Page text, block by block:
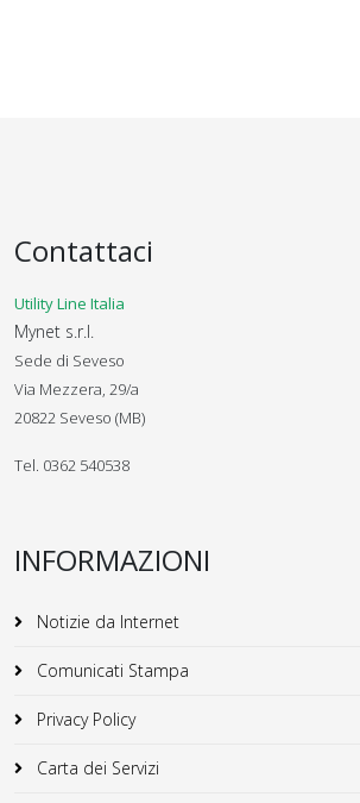
Contattaci
Utility Line Italia
Mynet s.r.l.
Sede di Seveso
Via Mezzera, 29/a
20822 Seveso (MB)
Tel. 0362 540538
INFORMAZIONI
Notizie da Internet
Comunicati Stampa
Privacy Policy
Carta dei Servizi